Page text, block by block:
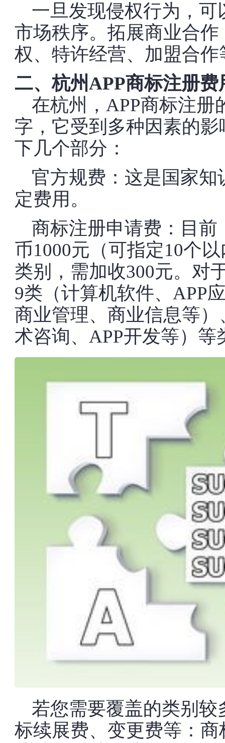
一旦发现侵权行为，
市场秩序。拓展商业合
权、特许经营、加盟合
二、杭州APP商标注册
在杭州，APP商标注册
字，它受到多种因素的
下几个部分：
官方规费：这是国家
定费用。
商标注册申请费：目
币1000元（可指定10个
类别，需加收300元。对
9类（计算机软件、APP
商业管理、商业信息等
术咨询、APP开发等）等
若您需要覆盖的类别
标续展费、变更费等：